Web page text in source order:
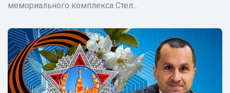
мемориального комплекса Стел...